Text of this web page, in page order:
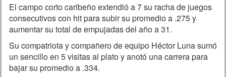
El campo corto caribeño extendió a 7 su racha de juegos
consecutivos con hit para subir su promedio a .275 y
aumentar su total de empujadas del año a 31.
Su compatriota y compañero de equipo Héctor Luna sumó
un sencillo en 5 visitas al plato y anotó una carrera para
bajar su promedio a .334.